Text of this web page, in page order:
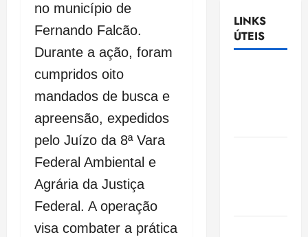
no município de
Fernando Falcão.
Durante a ação, foram
cumpridos oito
mandados de busca e
apreensão, expedidos
pelo Juízo da 8ª Vara
Federal Ambiental e
Agrária da Justiça
Federal. A operação
visa combater a prática
LINKS
ÚTEIS